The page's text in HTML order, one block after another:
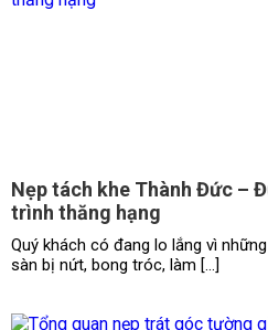
Nẹp tách khe Thành Đức –
trình thăng hạng
Quý khách có đang lo lắng vì
sàn bị nứt, bong tróc, làm […]